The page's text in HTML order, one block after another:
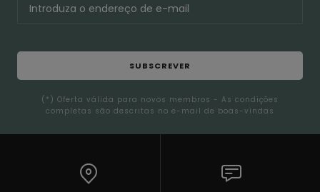
SUBSCREVER
(*) Oferta válida para novos membros - As condições
completas são descritas no e-mail de boas-vindas